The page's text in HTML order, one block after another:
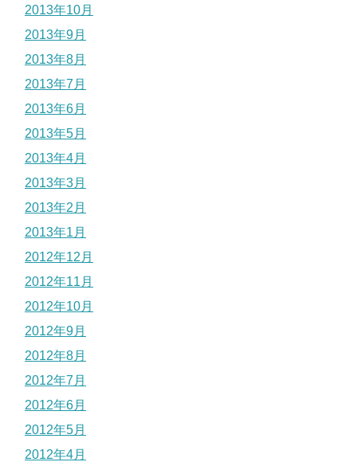
2013年10月
2013年9月
2013年8月
2013年7月
2013年6月
2013年5月
2013年4月
2013年3月
2013年2月
2013年1月
2012年12月
2012年11月
2012年10月
2012年9月
2012年8月
2012年7月
2012年6月
2012年5月
2012年4月